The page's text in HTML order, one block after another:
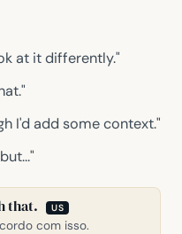
at it differently."
I'd add some context."
that. US
com isso.